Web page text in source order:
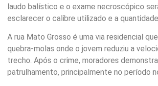
laudo balístico e o exame necroscópico
esclarecer o calibre utilizado e a
A rua Mato Grosso é uma via residencial
quebra-molas onde o jovem reduziu a
trecho. Após o crime, moradores
patrulhamento, principalmente no período